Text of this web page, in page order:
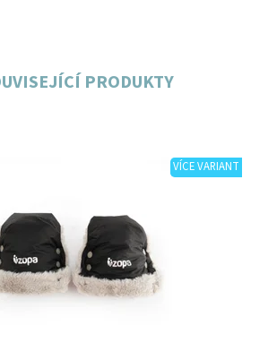
PRODUKTY
VÍCE VARIANT
Skladem